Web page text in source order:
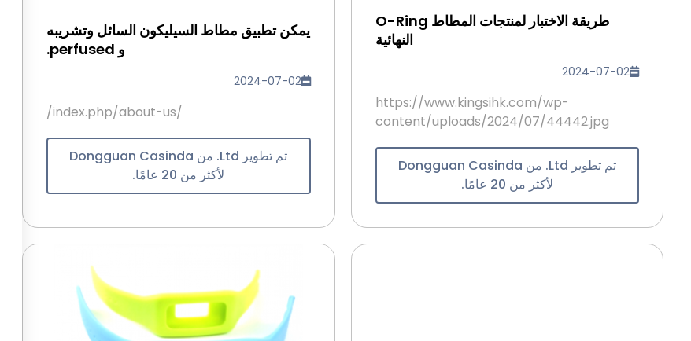
طريقة الاختبار لمنتجات المطاط O-Ring
النهائية
2024-07-02
https://www.kingsihk.com/wp-
content/uploads/2024/07/44442.jpg
تم تطوير Ltd. من Dongguan Casinda
لأكثر من 20 عامًا.
يمكن تطبيق مطاط السيليكون السائل وتشريبه
و perfused.
2024-07-02
/index.php/about-us/
تم تطوير Ltd. من Dongguan Casinda
لأكثر من 20 عامًا.